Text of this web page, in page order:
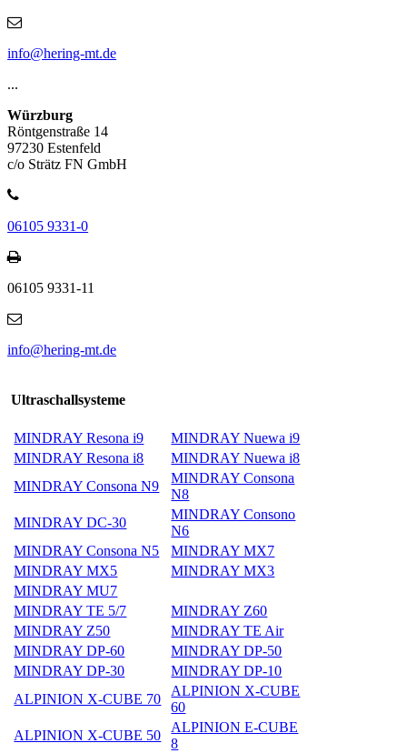
info@hering-mt.de
...
Würzburg
Röntgenstraße 14
97230 Estenfeld
c/o Strätz FN GmbH
06105 9331-0
06105 9331-11
info@hering-mt.de
Ultraschallsysteme
MINDRAY Resona i9
MINDRAY Nuewa i9
MINDRAY Resona i8
MINDRAY Nuewa i8
MINDRAY Consona N9
MINDRAY Consona
N8
MINDRAY DC-30
MINDRAY Consono
N6
MINDRAY Consona N5
MINDRAY MX7
MINDRAY MX5
MINDRAY MX3
MINDRAY MU7
MINDRAY TE 5/7
MINDRAY Z60
MINDRAY Z50
MINDRAY TE Air
MINDRAY DP-60
MINDRAY DP-50
MINDRAY DP-30
MINDRAY DP-10
ALPINION X-CUBE 70
ALPINION X-CUBE
60
ALPINION X-CUBE 50
ALPINION E-CUBE
8